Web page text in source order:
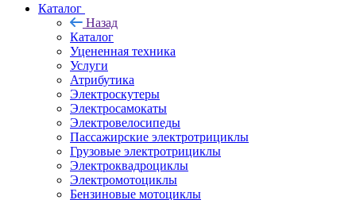
Каталог
Назад
Каталог
Уцененная техника
Услуги
Атрибутика
Электроскутеры
Электросамокаты
Электровелосипеды
Пассажирские электротрициклы
Грузовые электротрициклы
Электроквадроциклы
Электромотоциклы
Бензиновые мотоциклы